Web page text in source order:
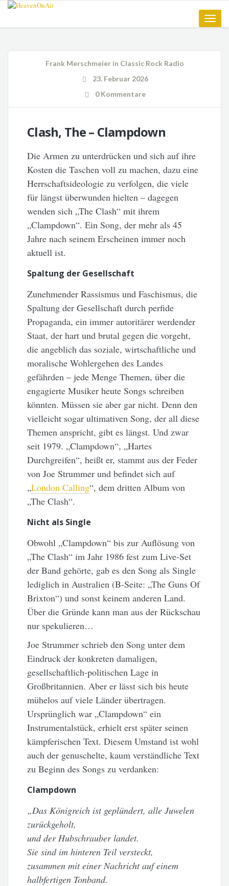
Toggle
Frank Merschmeierin Classic Rock Radio
23. Februar 2026
0 Kommentare
Clash, The – Clampdown
Die Armen zu unterdrücken und sich auf ihre
Kosten die Taschen voll zu machen, dazu eine
Herrschaftsideologie zu verfolgen, die viele
für längst überwunden hielten – dagegen
wenden sich „The Clash“ mit ihrem
„Clampdown“. Ein Song, der mehr als 45
Jahre nach seinem Erscheinen immer noch
aktuell ist.
Spaltung der Gesellschaft
Zunehmender Rassismus und Faschismus, die
Spaltung der Gesellschaft durch perfide
Propaganda, ein immer autoritärer werdender
Staat, der hart und brutal gegen die vorgeht,
die angeblich das soziale, wirtschaftliche und
moralische Wohlergehen des Landes
gefährden – jede Menge Themen, über die
engagierte Musiker heute Songs schreiben
könnten. Müssen sie aber gar nicht. Denn den
vielleicht sogar ultimativen Song, der all diese
Themen anspricht, gibt es längst. Und zwar
seit 1979. „Clampdown“, „Hartes
Durchgreifen“, heißt er, stammt aus der Feder
von Joe Strummer und befindet sich auf
„London Calling“, dem dritten Album von
„The Clash“.
Nicht als Single
Obwohl „Clampdown“ bis zur Auflösung von
„The Clash“ im Jahr 1986 fest zum Live-Set
der Band gehörte, gab es den Song als Single
lediglich in Australien (B-Seite: „The Guns Of
Brixton“) und sonst keinem anderen Land.
Über die Gründe kann man aus der Rückschau
nur spekulieren…
Joe Strummer schrieb den Song unter dem
Eindruck der konkreten damaligen,
gesellschaftlich-politischen Lage in
Großbritannien. Aber er lässt sich bis heute
mühelos auf viele Länder übertragen.
Ursprünglich war „Clampdown“ ein
Instrumentalstück, erhielt erst später seinen
kämpferischen Text. Diesem Umstand ist wohl
auch der genuschelte, kaum verständliche Text
zu Beginn des Songs zu verdanken:
Clampdown
„Das Königreich ist geplündert, alle Juwelen
zurückgeholt,
und der Hubschrauber landet.
Sie sind im hinteren Teil versteckt,
zusammen mit einer Nachricht auf einem
halbfertigen Tonband.